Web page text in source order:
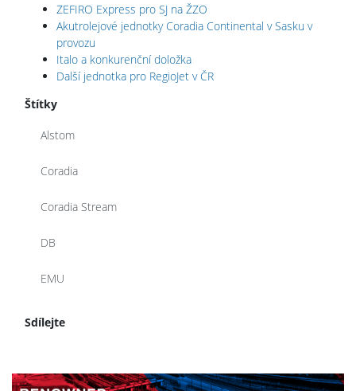
ZEFIRO Express pro SJ na ŽZO
Akutrolejové jednotky Coradia Continental v Sasku v
provozu
Italo a konkurenční doložka
Další jednotka pro RegioJet v ČR
Štítky
Alstom
Coradia
Coradia Stream
DB
EMU
Sdílejte